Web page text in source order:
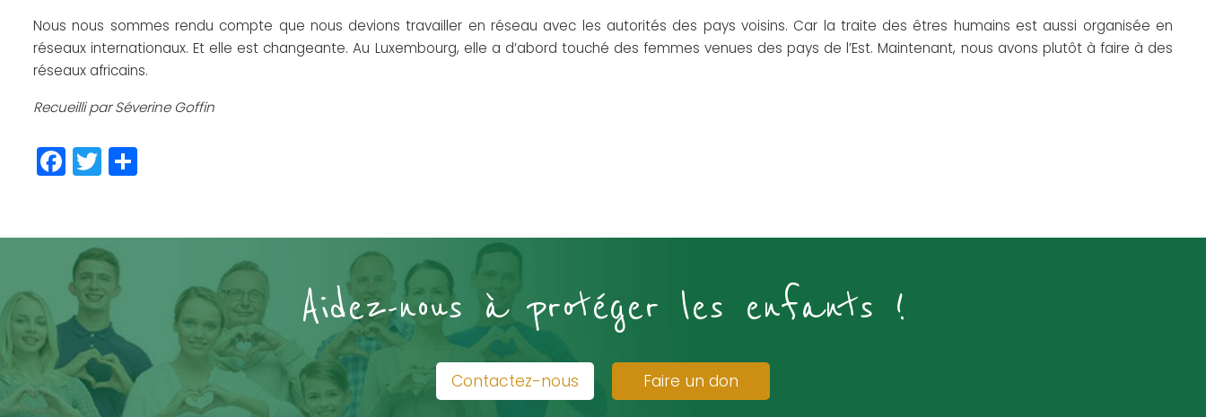
Nous nous sommes rendu compte que nous devions travailler en réseau avec les autorités des pays voisins. Car la traite des êtres humains est aussi organisée en
réseaux internationaux. Et elle est changeante. Au Luxembourg, elle a d’abord touché des femmes venues des pays de l’Est. Maintenant, nous avons plutôt à faire à des
réseaux africains.
Recueilli par Séverine Goffin
Facebook
Twitter
Aidez-nous à protéger les enfants !
Contactez-nous Faire un don